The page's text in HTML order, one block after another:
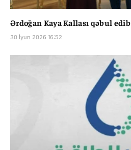
Ərdoğan Kaya Kallası qəbul edib
30 İyun 2026 16:52